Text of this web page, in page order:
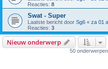
Reacties: 8
Swat - Super
Laatste bericht door Sg6 « za 01
Reacties: 3
Nieuw onderwerp
50